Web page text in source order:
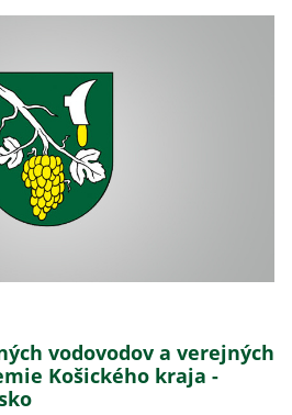
vodovodov a verejných
Košického kraja -